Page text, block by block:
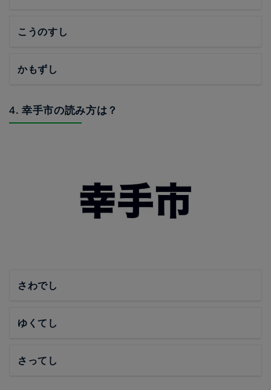
こうのすし
かもずし
4. 幸手市の読み方は？
さわでし
ゆくてし
さってし